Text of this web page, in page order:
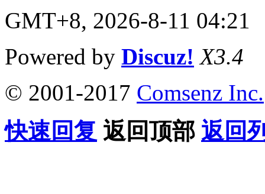
GMT+8, 2026-8-11 04:21
Powered by Discuz! X3.4
© 2001-2017 Comsenz Inc.
快速回复 返回顶部 返回